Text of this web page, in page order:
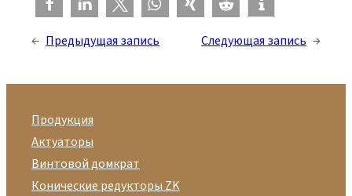
← Предыдущая запись Следующая запись →
Продукция
Актуаторы
Винтовой домкрат
Конические редукторы ZK